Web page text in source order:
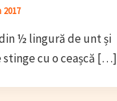
2017
½ lingură de unt și
cu o ceașcă […]